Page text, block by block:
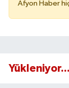
Afyon Haber
Yükleniyor...